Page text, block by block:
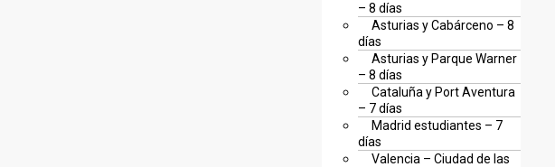
– 8 días
Asturias y Cabárceno – 8
días
Asturias y Parque Warner
– 8 días
Cataluña y Port Aventura
– 7 días
Madrid estudiantes – 7
días
Valencia – Ciudad de las